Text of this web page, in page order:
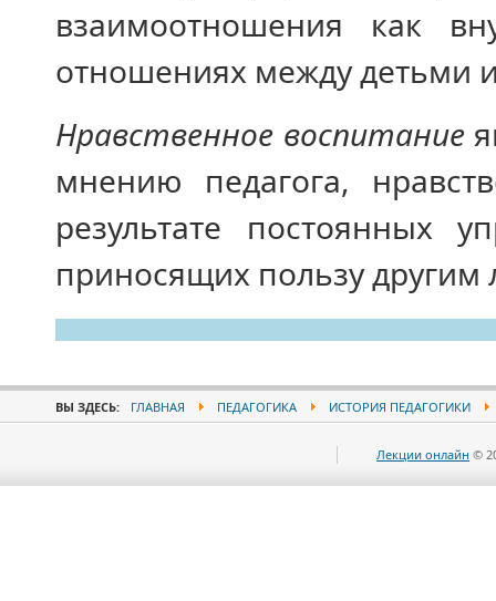
взаимоотношения как
отношениях между детьми
Нравственное воспитание
мнению педагога,
результате постоянных
приносящих пользу
ВЫ ЗДЕСЬ: ГЛАВНАЯ ПЕДАГОГИКА ИСТОРИЯ ПЕДАГОГИКИ
Лекции онлайн ©